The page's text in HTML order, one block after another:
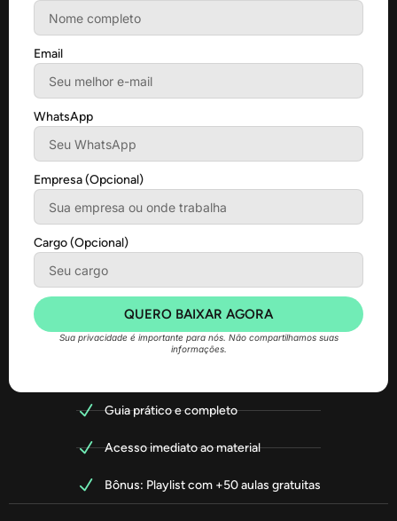
Email
WhatsApp
Empresa (Opcional)
Cargo (Opcional)
QUERO BAIXAR AGORA
Sua privacidade é importante para nós. Não compartilhamos suas
informações.
Guia prático e completo
Acesso imediato ao material
Bônus: Playlist com +50 aulas gratuitas